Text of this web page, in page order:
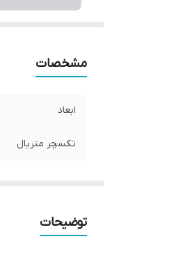
مشخصات
ابعاد
تکسچر متریال
توضیحات